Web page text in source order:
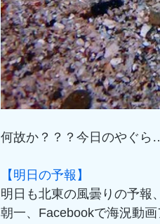
何故か？？？今日のやぐら
【明日の予報】
明日も北東の風曇りの予報
朝一、Facebookで海況動